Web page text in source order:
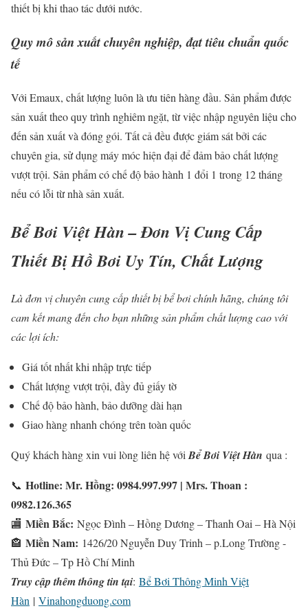
thiết bị khi thao tác dưới nước.
Quy mô sản xuất chuyên nghiệp, đạt tiêu chuẩn quốc
tế
Với Emaux, chất lượng luôn là ưu tiên hàng đầu. Sản phẩm được
sản xuất theo quy trình nghiêm ngặt, từ việc nhập nguyên liệu cho
đến sản xuất và đóng gói. Tất cả đều được giám sát bởi các
chuyên gia, sử dụng máy móc hiện đại để đảm bảo chất lượng
vượt trội. Sản phẩm có chế độ bảo hành 1 đổi 1 trong 12 tháng
nếu có lỗi từ nhà sản xuất.
Bể Bơi Việt Hàn – Đơn Vị Cung Cấp
Thiết Bị Hồ Bơi Uy Tín, Chất Lượng
Là đơn vị chuyên cung cấp thiết bị bể bơi chính hãng, chúng tôi
cam kết mang đến cho bạn những sản phẩm chất lượng cao với
các lợi ích:
Giá tốt nhất khi nhập trực tiếp
Chất lượng vượt trội, đầy đủ giấy tờ
Chế độ bảo hành, bảo dưỡng dài hạn
Giao hàng nhanh chóng trên toàn quốc
Quý khách hàng xin vui lòng liên hệ với Bể Bơi Việt Hàn qua :
📞 Hotline: Mr. Hồng: 0984.997.997 | Mrs. Thoan :
0982.126.365
🏬 Miền Bắc: Ngọc Đình – Hồng Dương – Thanh Oai – Hà Nội
🏤 Miền Nam: 1426/20 Nguyễn Duy Trinh – p.Long Trường -
Thủ Đức – Tp Hồ Chí Minh
Truy cập thêm thông tin tại: Bể Bơi Thông Minh Việt
Hàn | Vinahongduong.com